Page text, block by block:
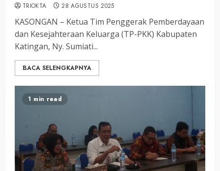
TRIOKTA 28 AGUSTUS 2025
KASONGAN – Ketua Tim Penggerak Pemberdayaan
dan Kesejahteraan Keluarga (TP-PKK) Kabupaten
Katingan, Ny. Sumiati...
BACA SELENGKAPNYA
1 min read